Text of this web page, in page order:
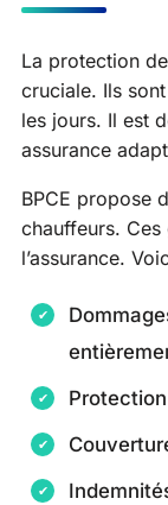
La protection
cruciale. Ils
les jours. Il est
assurance
BPCE propose
chauffeurs.
l’assurance.